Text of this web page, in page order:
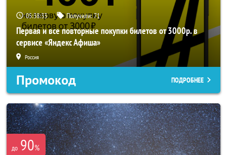
05:38:31 Получили:71
Первая и все повторные покупки билетов от 3000р. в
сервисе «Яндекс Афиша»
Россия
Промокод ПОДРОБНЕЕ
до 90%